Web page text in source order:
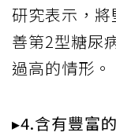
研究表示，
善第2型糖尿
過高的情形。
▸4.含有豐富